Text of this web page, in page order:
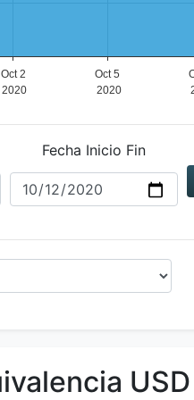
Fecha Inicio Fin